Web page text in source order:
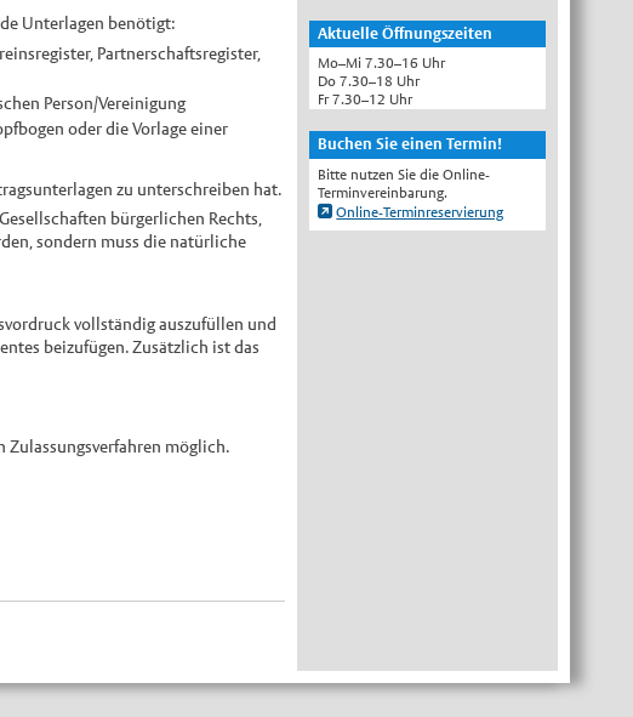
Unterlagen benötigt:
Partnerschaftsregister,
Person/Vereinigung
oder die Vorlage einer
zu unterschreiben hat.
bürgerlichen Rechts,
sondern muss die natürliche
vollständig auszufüllen und
beizufügen. Zusätzlich ist das
Zulassungsverfahren möglich.
Aktuelle Öffnungszeiten
Mo–Mi 7.30–16 Uhr
Do 7.30–18 Uhr
Fr 7.30–12 Uhr
Buchen Sie einen Termin!
Bitte nutzen Sie die Online-
Terminvereinbarung.
Online-Terminreservierung